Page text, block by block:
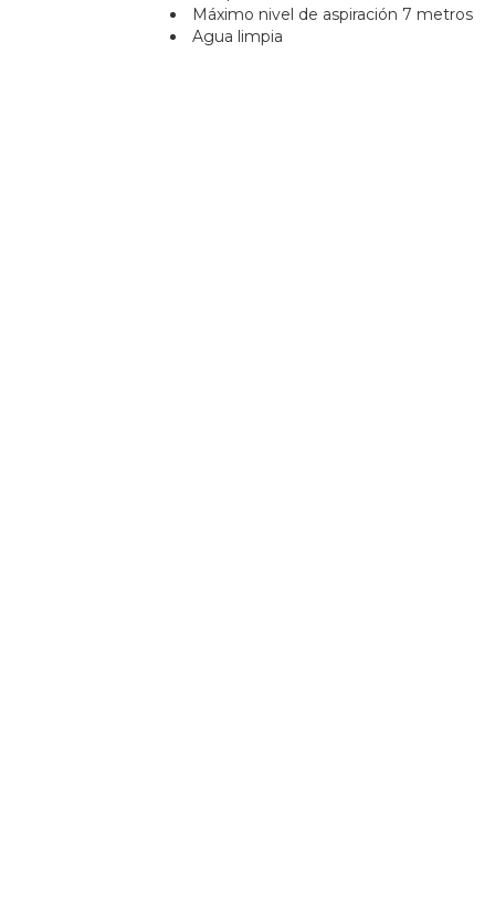
Máximo nivel de aspiración 7 metros
Agua limpia